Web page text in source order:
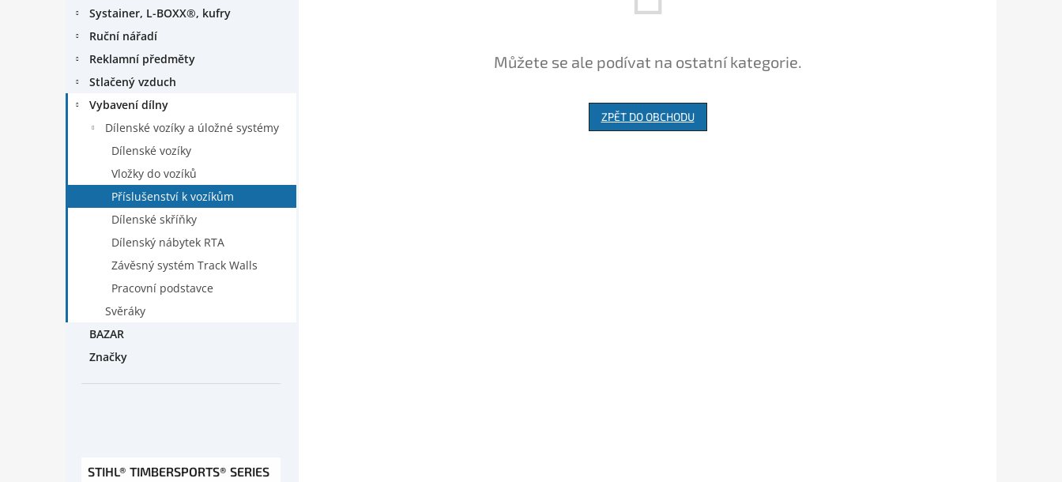
Systainer, L-BOXX®, kufry
Ruční nářadí
Reklamní předměty
Stlačený vzduch
Vybavení dílny
Dílenské vozíky a úložné systémy
Dílenské vozíky
Vložky do vozíků
Příslušenství k vozíkům
Dílenské skříňky
Dílenský nábytek RTA
Závěsný systém Track Walls
Pracovní podstavce
Svěráky
BAZAR
Značky
STIHL® TIMBERSPORTS® SERIES
Můžete se ale podívat na ostatní kategorie.
ZPĚT DO OBCHODU